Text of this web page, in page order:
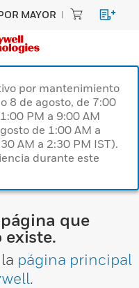
MAYOR
por mantenimiento
8 de agosto, de 7:00
PM a 9:00 AM
de 1:00 AM a
AM a 2:30 PM IST).
durante este
que
existe.
página principal
.